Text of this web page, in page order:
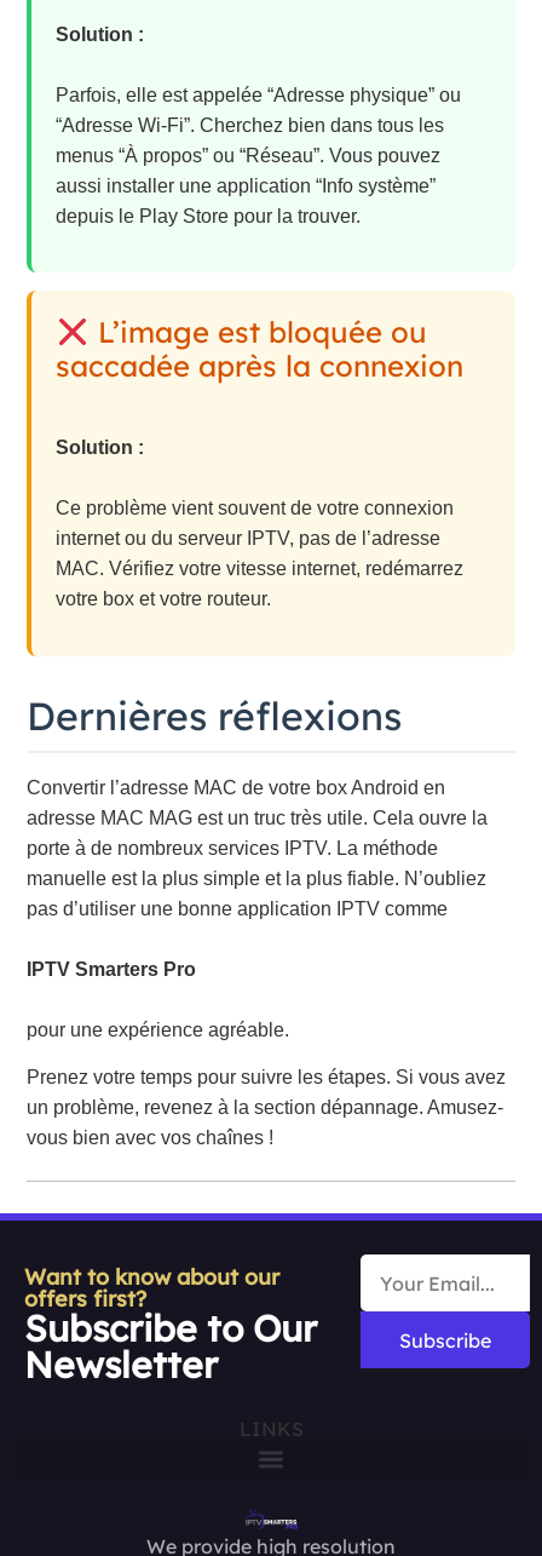
Solution :
Parfois, elle est appelée “Adresse physique” ou
“Adresse Wi-Fi”. Cherchez bien dans tous les
menus “À propos” ou “Réseau”. Vous pouvez
aussi installer une application “Info système”
depuis le Play Store pour la trouver.
L’image est bloquée ou
saccadée après la connexion
Solution :
Ce problème vient souvent de votre connexion
internet ou du serveur IPTV, pas de l’adresse
MAC. Vérifiez votre vitesse internet, redémarrez
votre box et votre routeur.
Dernières réflexions
Convertir l’adresse MAC de votre box Android en
adresse MAC MAG est un truc très utile. Cela ouvre la
porte à de nombreux services IPTV. La méthode
manuelle est la plus simple et la plus fiable. N’oubliez
pas d’utiliser une bonne application IPTV comme
IPTV Smarters Pro
pour une expérience agréable.
Prenez votre temps pour suivre les étapes. Si vous avez
un problème, revenez à la section dépannage. Amusez-
vous bien avec vos chaînes !
Want to know about our
offers first?
Subscribe to Our
Newsletter
Subscribe
LINKS
We provide high resolution